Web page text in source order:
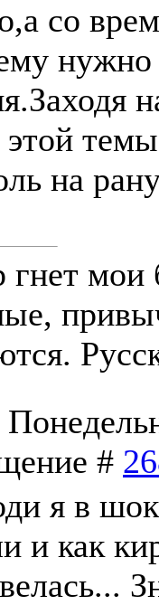
со
нужно
на
гнет мои
#
я в
и как